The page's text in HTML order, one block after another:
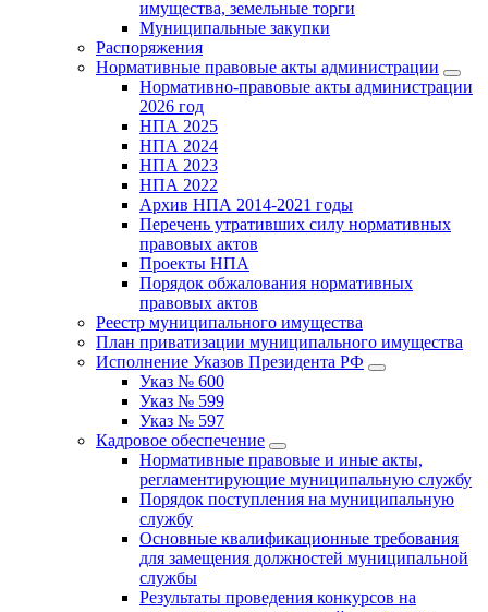
имущества, земельные торги
Муниципальные закупки
Распоряжения
Нормативные правовые акты администрации
Нормативно-правовые акты администрации
2026 год
НПА 2025
НПА 2024
НПА 2023
НПА 2022
Архив НПА 2014-2021 годы
Перечень утративших силу нормативных
правовых актов
Проекты НПА
Порядок обжалования нормативных
правовых актов
Реестр муниципального имущества
План приватизации муниципального имущества
Исполнение Указов Президента РФ
Указ № 600
Указ № 599
Указ № 597
Кадровое обеспечение
Нормативные правовые и иные акты,
регламентирующие муниципальную службу
Порядок поступления на муниципальную
службу
Основные квалификационные требования
для замещения должностей муниципальной
службы
Результаты проведения конкурсов на